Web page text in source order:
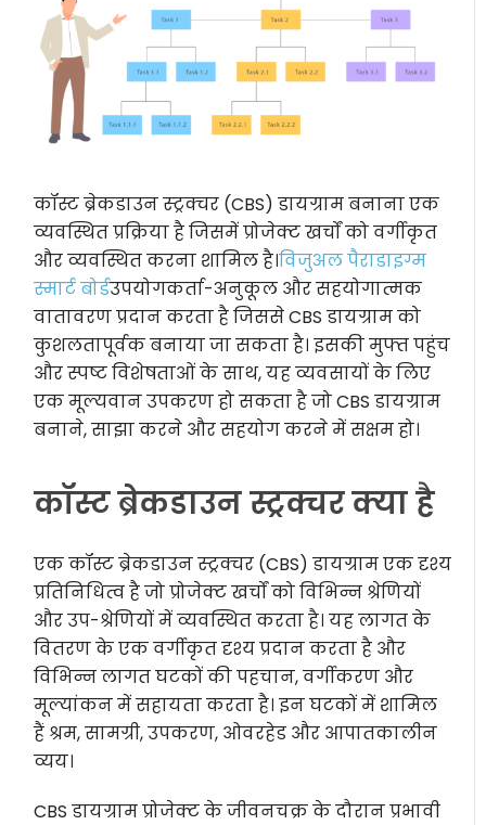
कॉस्ट ब्रेकडाउन स्ट्रक्चर (CBS) डायग्राम बनाना एक
व्यवस्थित प्रक्रिया है जिसमें प्रोजेक्ट खर्चों को वर्गीकृत
और व्यवस्थित करना शामिल है।विजुअल पैराडाइग्म
स्मार्ट बोर्डउपयोगकर्ता-अनुकूल और सहयोगात्मक
वातावरण प्रदान करता है जिससे CBS डायग्राम को
कुशलतापूर्वक बनाया जा सकता है। इसकी मुफ्त पहुंच
और स्पष्ट विशेषताओं के साथ, यह व्यवसायों के लिए
एक मूल्यवान उपकरण हो सकता है जो CBS डायग्राम
बनाने, साझा करने और सहयोग करने में सक्षम हो।
कॉस्ट ब्रेकडाउन स्ट्रक्चर क्या है
एक कॉस्ट ब्रेकडाउन स्ट्रक्चर (CBS) डायग्राम एक दृश्य
प्रतिनिधित्व है जो प्रोजेक्ट खर्चों को विभिन्न श्रेणियों
और उप-श्रेणियों में व्यवस्थित करता है। यह लागत के
वितरण के एक वर्गीकृत दृश्य प्रदान करता है और
विभिन्न लागत घटकों की पहचान, वर्गीकरण और
मूल्यांकन में सहायता करता है। इन घटकों में शामिल
हैं श्रम, सामग्री, उपकरण, ओवरहेड और आपातकालीन
व्यय।
CBS डायग्राम प्रोजेक्ट के जीवनचक्र के दौरान प्रभावी